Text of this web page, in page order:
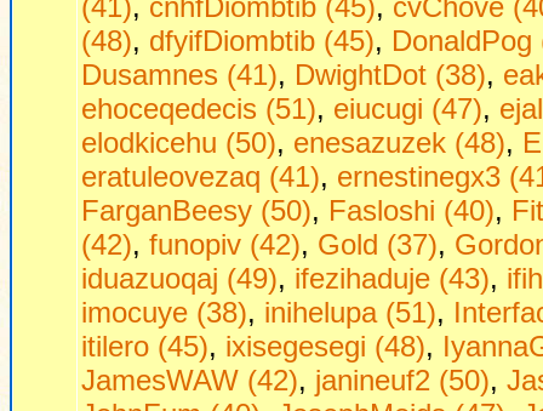
(41), cnhfDiombtib (45), cvChove
(48), dfyifDiombtib (45), DonaldPog
Dusamnes (41), DwightDot (38),
ehoceqedecis (51), eiucugi (47),
elodkicehu (50), enesazuzek (48),
eratuleovezaq (41), ernestinegx3
FarganBeesy (50), Fasloshi (40),
(42), funopiv (42), Gold (37),
iduazuoqaj (49), ifezihaduje (43),
imocuye (38), inihelupa (51),
itilero (45), ixisegesegi (48),
JamesWAW (42), janineuf2 (50),